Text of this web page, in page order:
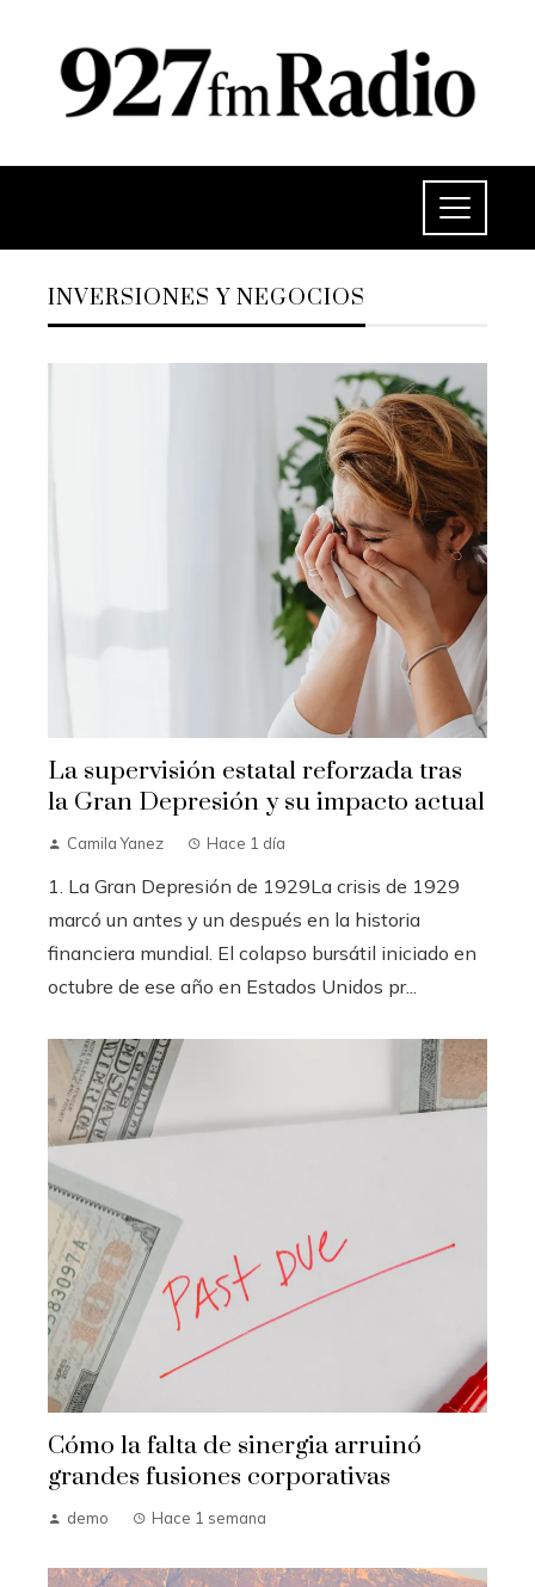
INVERSIONES Y NEGOCIOS
La supervisión estatal reforzada tras
la Gran Depresión y su impacto actual
Camila Yanez Hace 1 día
1. La Gran Depresión de 1929La crisis de 1929
marcó un antes y un después en la historia
financiera mundial. El colapso bursátil iniciado en
octubre de ese año en Estados Unidos pr...
Cómo la falta de sinergia arruinó
grandes fusiones corporativas
demo Hace 1 semana